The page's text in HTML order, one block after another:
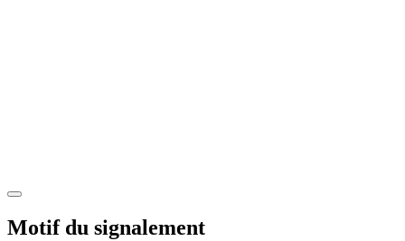
Motif du signalement